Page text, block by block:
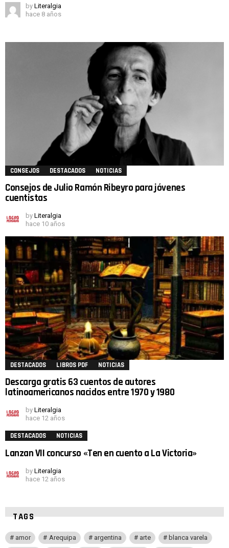
by Literalgia
hace 8 años
CONSEJOS DESTACADOS NOTICIAS
Consejos de Julio Ramón Ribeyro para jóvenes
cuentistas
by Literalgia
hace 10 años
DESTACADOS LIBROS PDF NOTICIAS
Descarga gratis 63 cuentos de autores
latinoamericanos nacidos entre 1970 y 1980
by Literalgia
hace 12 años
DESTACADOS NOTICIAS
Lanzan VII concurso «Ten en cuento a La Victoria»
by Literalgia
hace 12 años
TAGS
amor Arequipa argentina arte
blanca varela